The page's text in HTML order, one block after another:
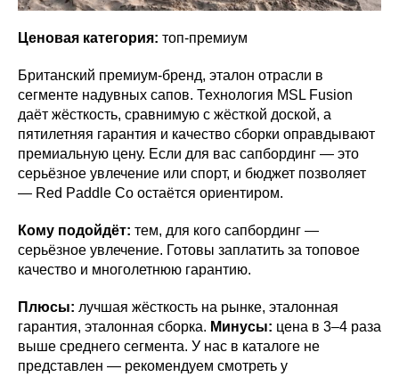
Ценовая категория: топ-премиум
Британский премиум-бренд, эталон отрасли в
сегменте надувных сапов. Технология MSL Fusion
даёт жёсткость, сравнимую с жёсткой доской, а
пятилетняя гарантия и качество сборки оправдывают
премиальную цену. Если для вас сапбординг — это
серьёзное увлечение или спорт, и бюджет позволяет
— Red Paddle Co остаётся ориентиром.
Кому подойдёт: тем, для кого сапбординг —
серьёзное увлечение. Готовы заплатить за топовое
качество и многолетнюю гарантию.
Плюсы: лучшая жёсткость на рынке, эталонная
гарантия, эталонная сборка. Минусы: цена в 3–4 раза
выше среднего сегмента. У нас в каталоге не
представлен — рекомендуем смотреть у